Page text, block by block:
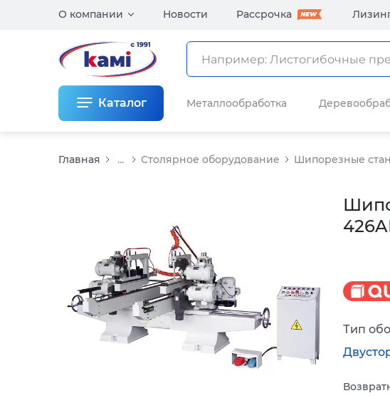
О компании Новости Рассрочка
Каталог Металлообработка
Главная ... Столярное оборудование Шипорезные
Тип